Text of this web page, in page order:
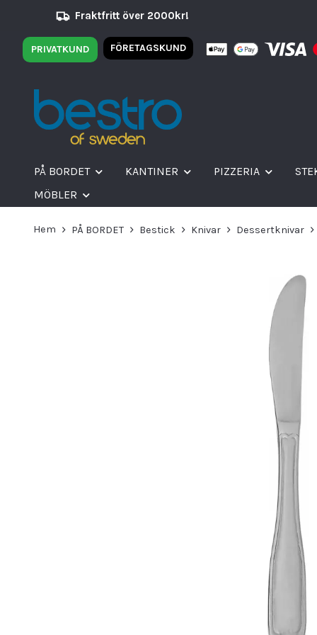
Fraktfritt över 2000kr!
PRIVATKUND FÖRETAGSKUND
PÅ BORDET KANTINER PIZZERIA
MÖBLER
Hem PÅ BORDET Bestick Knivar Dessertknivar